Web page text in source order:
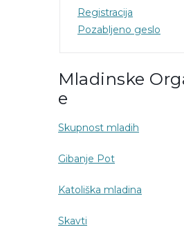
Registracija
Pozabljeno geslo
Mladinske
E
Skupnost mladih
Gibanje Pot
Katoliška mladina
Skavti